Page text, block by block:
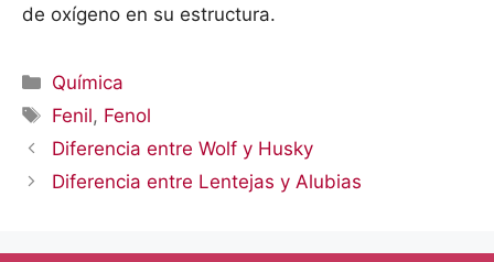
de oxígeno en su estructura.
Categorías
Química
Etiquetas
Fenil, Fenol
Diferencia entre Wolf y Husky
Diferencia entre Lentejas y Alubias